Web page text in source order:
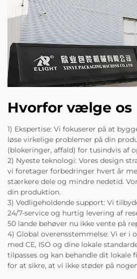
Hvorfor vælge os
1) Ekspertise: Vi fokuserer på at
løse virkelige problemer på din
(blokeringer, affald) for tusindvis af
2) Nyeste teknologi: Vores design
vi foretager forbedringer hvert år
stærkere dele og mindre nedetid.
din produktion.
3) Vedligeholdende support: Vi
24/7-service og hurtig levering af
50 lande behøver nu ikke vente på
4) Global overensstemmelse: Vi er i
med CE, ISO og dine lokale
tilpasses og kan behandle dit lokale
for at sikre, at vi ikke støder på